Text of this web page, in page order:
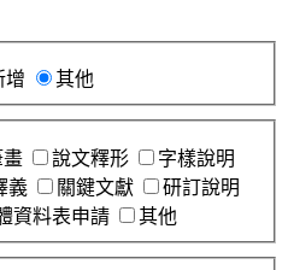
增 其他
畫 說文釋形
字樣說明
義 關鍵文獻
研訂說明
資料表申請 其他